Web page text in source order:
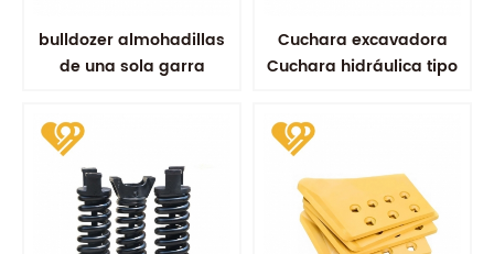
bulldozer almohadillas
de una sola garra
Cuchara excavadora
Cuchara hidráulica tipo